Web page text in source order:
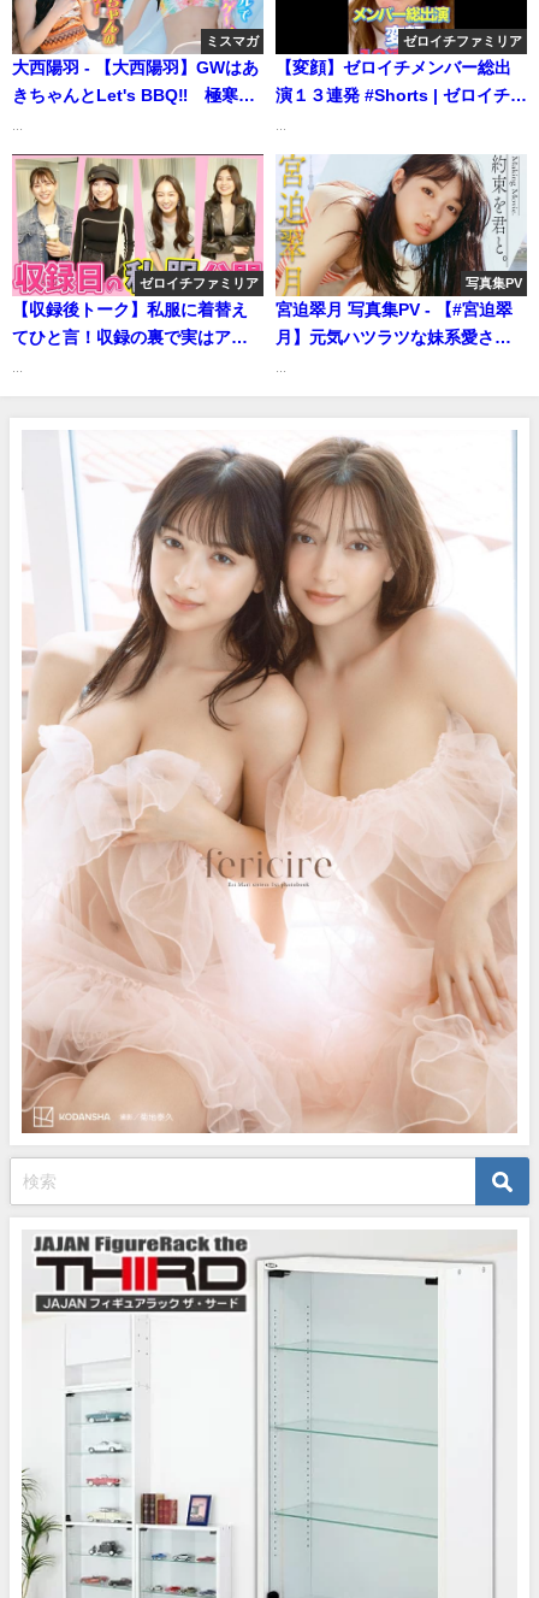
ミスマガ
大西陽羽 - 【大西陽羽】GWはあ
きちゃんとLet's BBQ‼︎ 極寒の
マガWeb】（2025年04月10日）
| ミスマガTVさんより
...
ゼロイチファミリア
【変顔】ゼロイチメンバー総出
演１３連発 #Shorts | ゼロイチ
...
ゼロイチファミリア
【収録後トーク】私服に着替え
てひと言！収録の裏で実はアン
TVさんより
写真集PV
宮迫翠月 写真集PV - 【#宮迫翠
月】元気ハツラツな妹系愛され
真集『約束を君と。』好評発売
中!! Mitsuki MIYASAKO（Aug
15, 2025） | 週プレChannel【集
英社 週刊プレイボーイ公式】さ
んより